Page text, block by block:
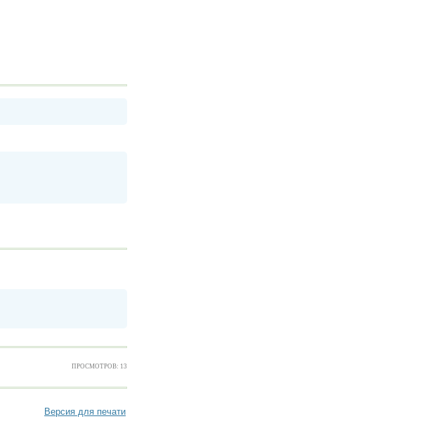
ПРОСМОТРОВ: 13
Версия для печати